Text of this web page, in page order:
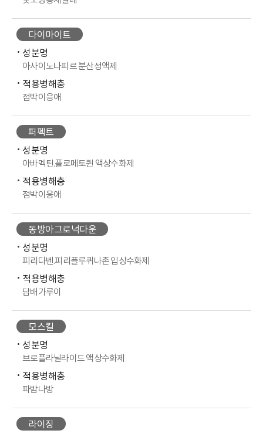
다이마이트
성분명
아사이노나피르 분산성액제
적용병해충
점박이응애
퍼펙트
성분명
아바멕틴.플로메토퀸 액상수화제
적용병해충
점박이응애
동방아그로넉다운
성분명
피리다벤.피리플루퀴나존 입상수화제
적용병해충
담배가루이
모스킬
성분명
브로플라닐라이드 액상수화제
적용병해충
파밤나방
라이징